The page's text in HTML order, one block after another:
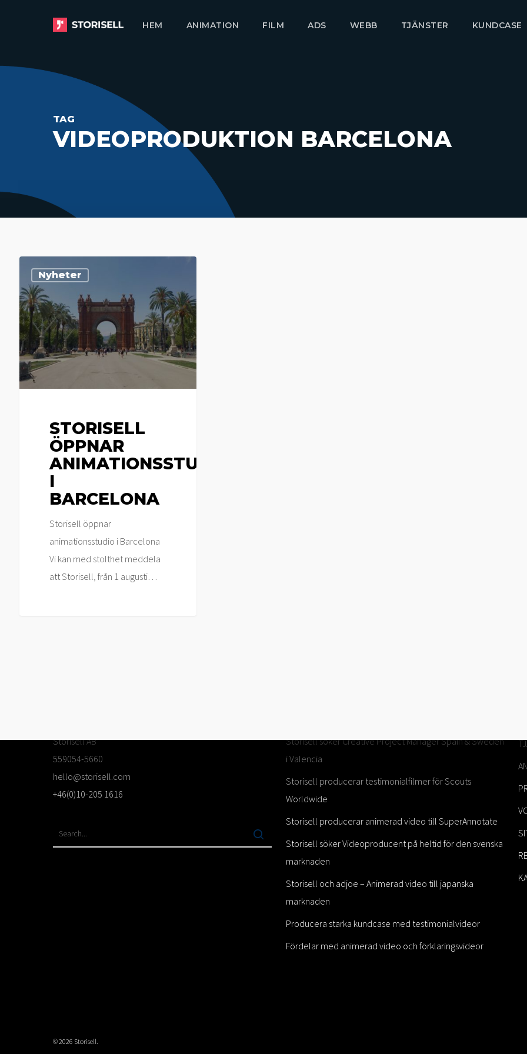
HEM ANIMATION FILM ADS WEBB TJÄNSTER KUNDCASE
TAG
VIDEOPRODUKTION BARCELONA
öppnar
animationsstudio
i
Barcelona
Nyheter
STORISELL
ÖPPNAR
ANIMATIONSSTUDIO
I
BARCELONA
Storisell öppnar
animationsstudio i Barcelona
Vi kan med stolthet meddela
att Storisell, från 1 augusti…
Storisell AB
559054-5660
hello@storisell.com
+46(0)10-205 1616
Storisell söker Creative Project Manager Spain & Sweden
i Valencia
Storisell producerar testimonialfilmer för Scouts
Worldwide
Storisell producerar animerad video till SuperAnnotate
Storisell söker Videoproducent på heltid för den svenska
marknaden
Storisell och adjoe – Animerad video till japanska
marknaden
Producera starka kundcase med testimonialvideor
Fördelar med animerad video och förklaringsvideor
© 2026 Storisell.